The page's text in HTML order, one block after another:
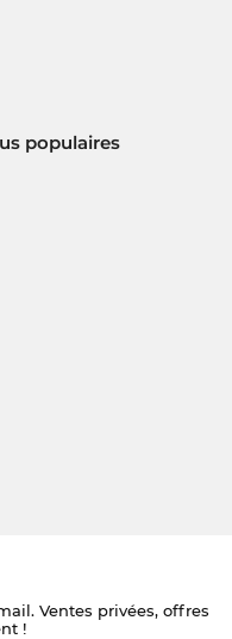
populaires
Ventes privées, offres
!